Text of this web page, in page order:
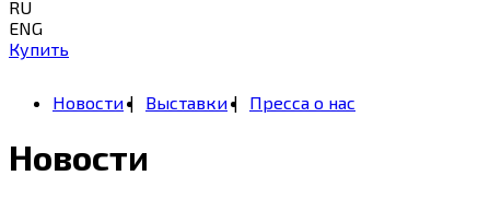
RU
ENG
Купить
Новости Выставки Пресса о нас
Новости